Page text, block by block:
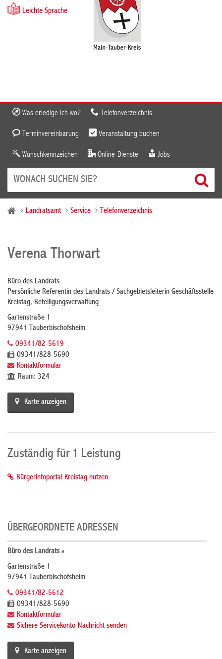
Leichte Sprache
Was erledige ich wo? Telefonverzeichnis
Terminvereinbarung Veranstaltung buchen
Wunschkennzeichen Online-Dienste Jobs
Landratsamt Service Telefonverzeichnis
Verena Thorwart
Büro des Landrats
Persönliche Referentin des Landrats / Sachgebietsleiterin Geschäftsstelle
Kreistag, Beteiligungsverwaltung
Gartenstraße 1
97941 Tauberbischofsheim
09341/82-5619
09341/828-5690
Kontaktformular
Raum: 324
Karte anzeigen
Zuständig für 1 Leistung
Bürgerinfoportal Kreistag nutzen
ÜBERGEORDNETE ADRESSEN
Büro des Landrats »
Gartenstraße 1
97941 Tauberbischofsheim
09341/82-5612
09341/828-5690
Kontaktformular
Sichere Servicekonto-Nachricht senden
Karte anzeigen